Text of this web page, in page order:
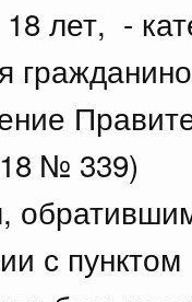
лет, -
№ 339)
с